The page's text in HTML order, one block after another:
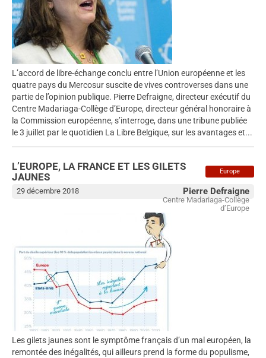
L’accord de libre-échange conclu entre l’Union européenne et les
quatre pays du Mercosur suscite de vives controverses dans une
partie de l’opinion publique. Pierre Defraigne, directeur exécutif du
Centre Madariaga-Collège d’Europe, directeur général honoraire à
la Commission européenne, s’interroge, dans une tribune publiée
le 3 juillet par le quotidien La Libre Belgique, sur les avantages et...
Europe
L’EUROPE, LA FRANCE ET LES GILETS
JAUNES
Pierre Defraigne
Centre Madariaga-Collège
d’Europe
29 décembre 2018
Les gilets jaunes sont le symptôme français d’un mal européen, la
remontée des inégalités, qui ailleurs prend la forme du populisme,